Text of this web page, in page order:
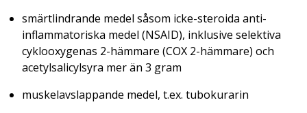
smärtlindrande medel såsom icke-steroida anti-
inflammatoriska medel (NSAID), inklusive selektiva
cyklooxygenas 2-hämmare (COX 2-hämmare) och
acetylsalicylsyra mer än 3 gram
muskelavslappande medel, t.ex. tubokurarin